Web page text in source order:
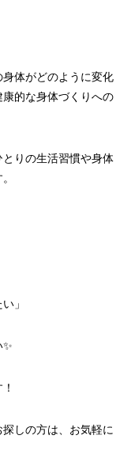
体がどのように変化
的な身体づくりへの
りの生活習慣や身体
」
しの方は、お気軽に